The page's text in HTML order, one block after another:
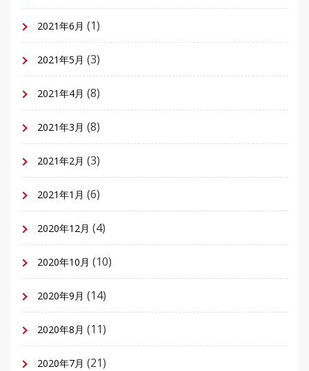
2021年6月 (1)
2021年5月 (3)
2021年4月 (8)
2021年3月 (8)
2021年2月 (3)
2021年1月 (6)
2020年12月 (4)
2020年10月 (10)
2020年9月 (14)
2020年8月 (11)
2020年7月 (21)